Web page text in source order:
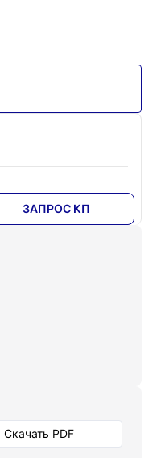
ЗАПРОС КП
Скачать PDF